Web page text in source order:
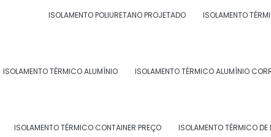
ISOLAMENTO POLIURETANO PROJETADO ISOLAMENTO
ISOLAMENTO TÉRMICO ALUMÍNIO ISOLAMENTO TÉRMICO ALUMÍNIO
ISOLAMENTO TÉRMICO CONTAINER PREÇO ISOLAMENTO TÉRMICO